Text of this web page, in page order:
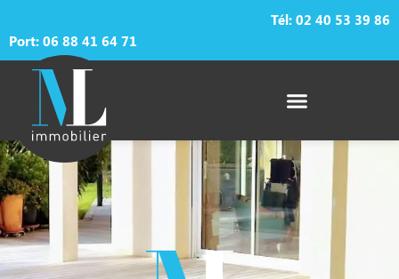
Tél: 02 40 53 39 86
Port: 06 88 41 64 71